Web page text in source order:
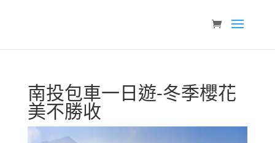
南投包車一日遊-冬季櫻花
美不勝收